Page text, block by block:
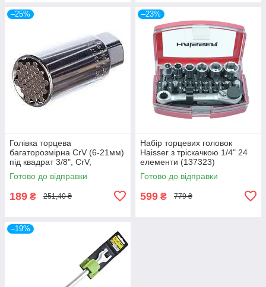
–25%
Голівка торцева
багаторозмірна CrV (6-21мм)
під квадрат 3/8", CrV,
хромована// GROSS (13191)
Готово до відправки
189 ₴ 251,40 ₴
–23%
Набір торцевих головок
Haisser з тріскачкою 1/4" 24
елементи (137323)
Готово до відправки
599 ₴ 779 ₴
–19%